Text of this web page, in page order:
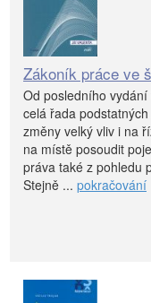
Zákoník práce ve
Od posledního
celá řada
změny velký vliv i na
na místě posoudit
práva také z pohledu
Stejně ... pokračování